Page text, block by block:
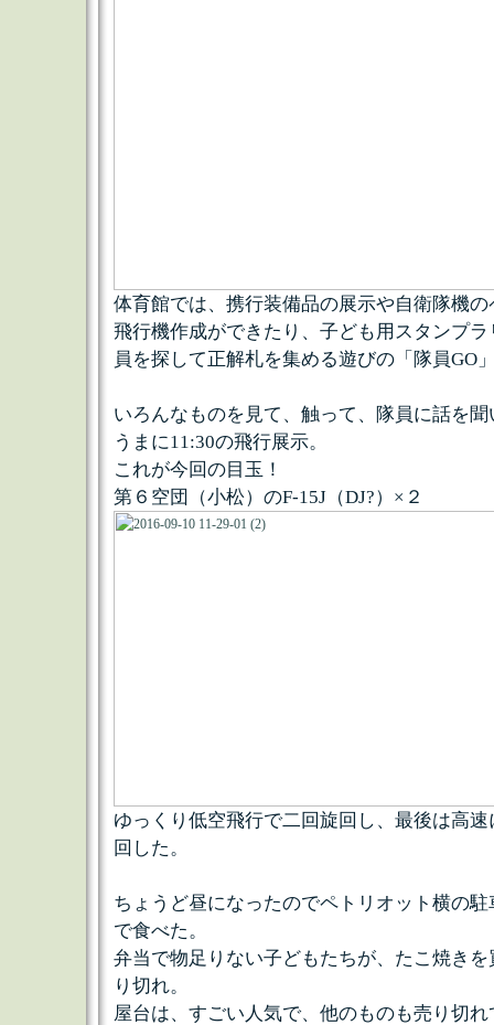
体育館では、携行装備品の展示や自衛隊機
飛行機作成ができたり、子ども用スタンプ
員を探して正解札を集める遊びの「隊員GO
いろんなものを見て、触って、隊員に話を
うまに11:30の飛行展示。
これが今回の目玉！
第６空団（小松）のF-15J（DJ?）×２
ゆっくり低空飛行で二回旋回し、最後は高
回した。
ちょうど昼になったのでペトリオット横の
で食べた。
弁当で物足りない子どもたちが、たこ焼き
り切れ。
屋台は、すごい人気で、他のものも売り切